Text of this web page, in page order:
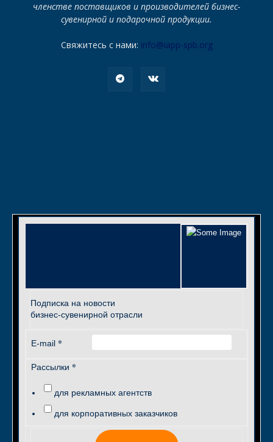
членстве поставщиков и производителей бизнес-
сувенирной и подарочной продукции.
Свяжитесь с нами: info@iapp-spb.org
Подписка на новости
бизнес-сувенирной отрасли
E-mail *
Рассылки *
для рекламных агентств
для корпоративных заказчиков